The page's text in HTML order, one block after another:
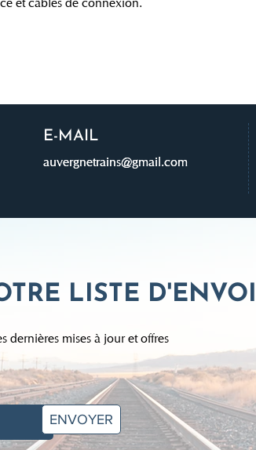
E-MAIL
auvergnetrains@gmail.com
auvergnetrains@gmail.com
LISTE D'ENVOI
ENVOYER
dernières mises à jour et offres